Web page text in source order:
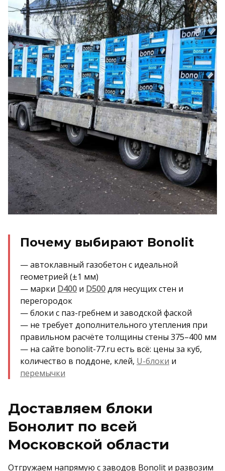
Почему выбирают Bonolit
— автоклавный газобетон с идеальной
геометрией (±1 мм)
— марки D400 и D500для несущих стен и
перегородок
— блоки с паз-гребнем и заводской фаской
— не требует дополнительного утепления при
правильном расчёте толщины стены 375–400 мм
— на сайте bonolit-77.ru есть всё: цены за куб,
количество в поддоне, клей, U-блоки и
перемычки
Доставляем блоки
Бонолит по всей
Московской области
Отгружаем напрямую с заводов Bonolit и развозим